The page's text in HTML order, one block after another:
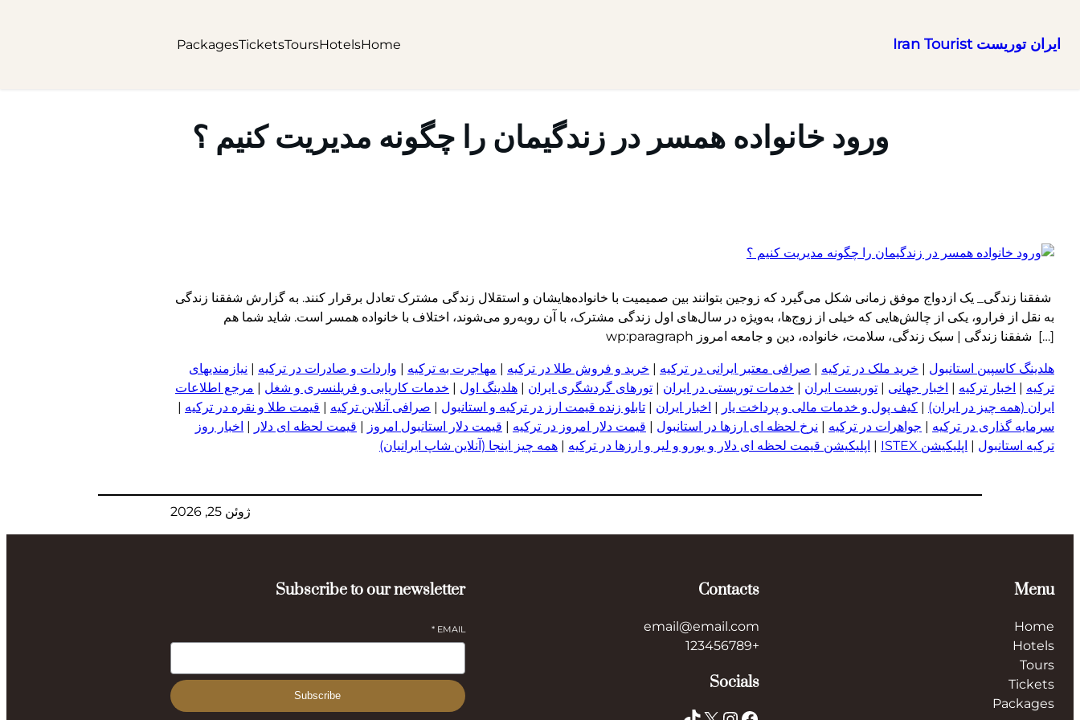
ایران توریست Iran Tourist Home
Hotels
Tours
Tickets
Packages
ورود خانواده همسر در زندگیمان را چگونه مدیریت کنیم ؟
شفقنا زندگی_ یک ازدواج موفق زمانی شکل می‌گیرد که زوجین بتوانند بین صمیمیت با خانواده‌هایشان و استقلال زندگی مشترک تعادل برقرار کنند. به گزارش شفقنا زندگی
به نقل از فرارو، یکی از چالش‌هایی که خیلی از زوج‌ها، به‌ویژه در سال‌های اول زندگی مشترک، با آن روبه‌رو می‌شوند، اختلاف با خانواده همسر است. شاید شما هم
[…] شفقنا زندگی | سبک زندگی، سلامت، خانواده، دین و جامعه امروز wp:paragraph
هلدینگ کاسپین استانبول | خرید ملک در ترکیه | صرافی معتبر ایرانی در ترکیه | خرید و فروش طلا در ترکیه | مهاجرت به ترکیه | واردات و صادرات در ترکیه | نیازمندیهای
ترکیه | اخبار ترکیه | اخبار جهانی | توریست ایران | خدمات توریستی در ایران | تورهای گردشگری ایران | هلدینگ اول | خدمات کاریابی و فریلنسری و شغل | مرجع اطلاعات
ایران (همه چیز در ایران) | کیف پول و خدمات مالی و پرداخت یار | اخبار ایران | تابلو زنده قیمت ارز در ترکیه و استانبول | صرافی آنلاین ترکیه | قیمت طلا و نقره در ترکیه |
سرمایه گذاری در ترکیه | جواهرات در ترکیه | نرخ لحظه ای ارزها در استانبول | قیمت دلار امروز در ترکیه | قیمت دلار استانبول امروز | قیمت لحظه ای دلار | اخبار روز
ترکیه استانبول | اپلیکیشن ISTEX | اپلیکیشن قیمت لحظه ای دلار و یورو و لیر و ار زها در ترکیه | همه چیز اینجا (آنلاین شاپ ایرانیان)
ژوئن 25, 2026
Menu
Home
Hotels
Tours
Tickets
Packages
Contacts
email@email.com
+123456789
Socials
Subscribe to our newsletter
EMAIL
*
Subscribe